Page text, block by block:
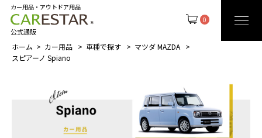
0
カー用品・アウトドア用品
公式通販
ホーム カー用品 車種で探す
マツダ MAZDA
スピアーノ Spiano